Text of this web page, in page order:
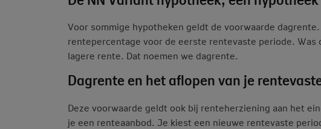
Voor sommige hypotheken geldt de voorwaarde
rentepercentage voor de eerste rentevaste periode.
lagere rente. Dat noemen we dagrente.
Dagrente en het aflopen van je
Deze voorwaarde geldt ook bij renteherziening aan het
je een renteaanbod. Je kiest een nieuwe rentevaste